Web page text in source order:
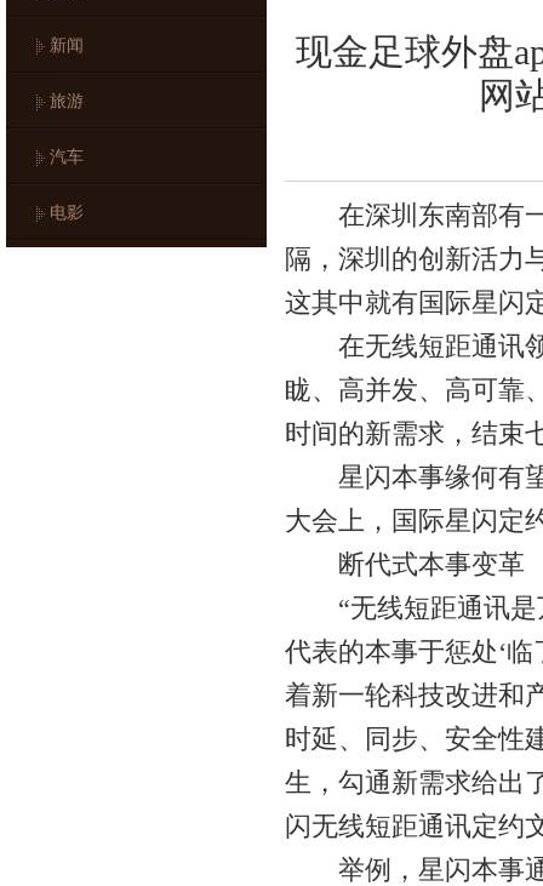
新闻
旅游
汽车
电影
现金足球外盘
网
在深圳东南部有一
隔，深圳的创新活力
这其中就有国际星闪
在无线短距通讯领
眬、高并发、高可靠
时间的新需求，结束
星闪本事缘何有望
大会上，国际星闪定
断代式本事变革
“无线短距通讯是
代表的本事于惩处‘
着新一轮科技改进和
时延、同步、安全性
生，勾通新需求给出
闪无线短距通讯定约
举例，星闪本事通